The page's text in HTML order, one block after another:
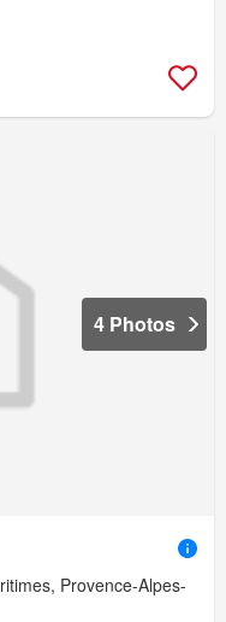
4 Photos
Provence-Alpes-